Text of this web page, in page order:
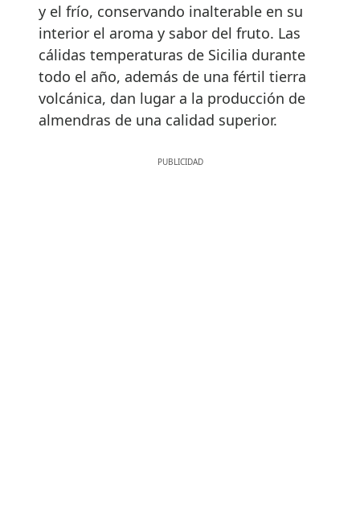
y el frío, conservando inalterable en su
interior el aroma y sabor del fruto. Las
cálidas temperaturas de Sicilia durante
todo el año, además de una fértil tierra
volcánica, dan lugar a la producción de
almendras de una calidad superior.